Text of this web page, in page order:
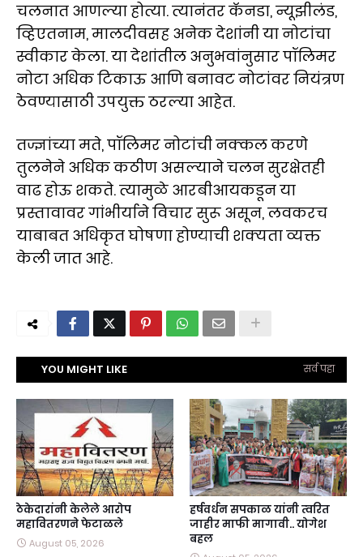
चलनात आणल्या होत्या. त्यानंतर कॅनडा, न्यूझीलंड,
व्हिएतनाम, मालदीवसह अनेक देशांनी या नोटांचा
स्वीकार केला. या देशांतील अनुभवांनुसार पॉलिमर
नोटा अधिक टिकाऊ आणि बनावट नोटांवर नियंत्रण
ठेवण्यासाठी उपयुक्त ठरल्या आहेत.
तज्ज्ञांच्या मते, पॉलिमर नोटांची नक्कल करणे
तुलनेने अधिक कठीण असल्याने चलन सुरक्षेतही
वाढ होऊ शकते. त्यामुळे आरबीआयकडून या
प्रस्तावावर गांभीर्याने विचार सुरू असून, लवकरच
याबाबत अधिकृत घोषणा होण्याची शक्यता व्यक्त
केली जात आहे.
YOU MIGHT LIKE सर्व पहा
ठेकेदारांनी केलेले आरोप
महावितरणने फेटाळले
August 05, 2026
हर्षवर्धन सपकाळ यांनी त्वरित
जाहीर माफी मागावी.. योगेश
बहल